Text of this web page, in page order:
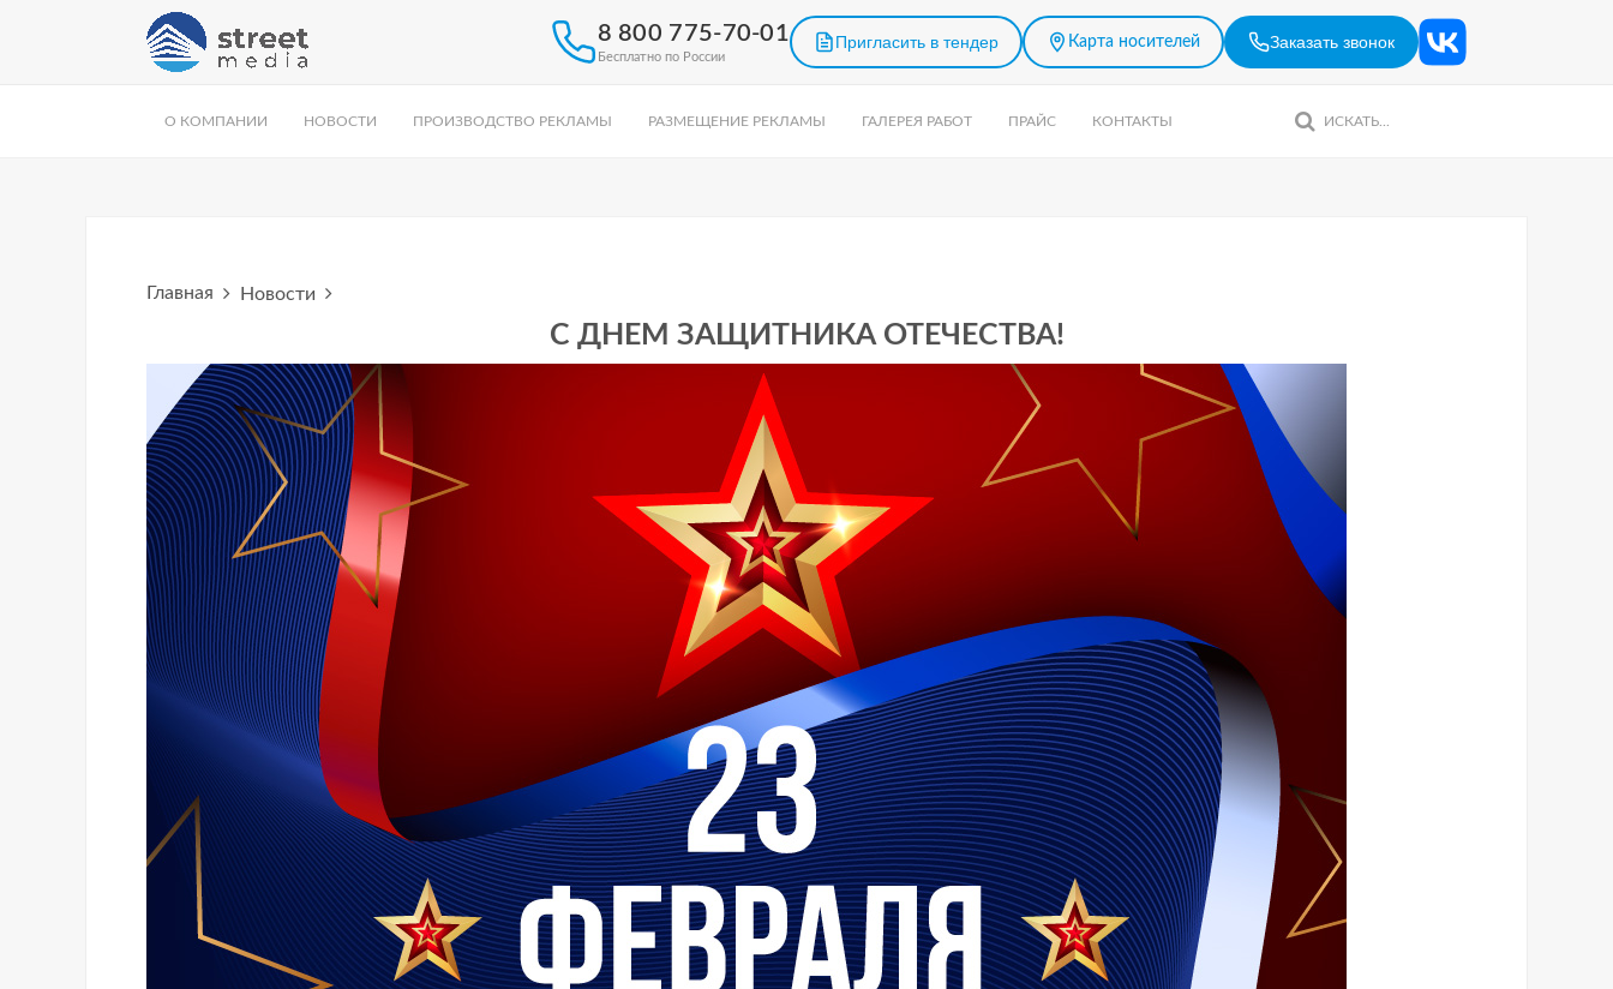
8 800 775-70-01
Бесплатно по России
Пригласить в тендер Карта носителей Заказать звонок
О КОМПАНИИ НОВОСТИ ПРОИЗВОДСТВО РЕКЛАМЫ РАЗМЕЩЕНИЕ РЕКЛАМЫ ГАЛЕРЕЯ РАБОТ ПРАЙС КОНТАКТЫ
Главная Новости
С ДНЕМ ЗАЩИТНИКА ОТЕЧЕСТВА!